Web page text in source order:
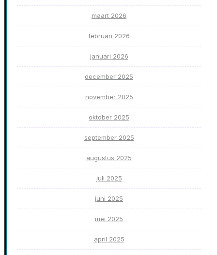
maart 2026
februari 2026
januari 2026
december 2025
november 2025
oktober 2025
september 2025
augustus 2025
juli 2025
juni 2025
mei 2025
april 2025